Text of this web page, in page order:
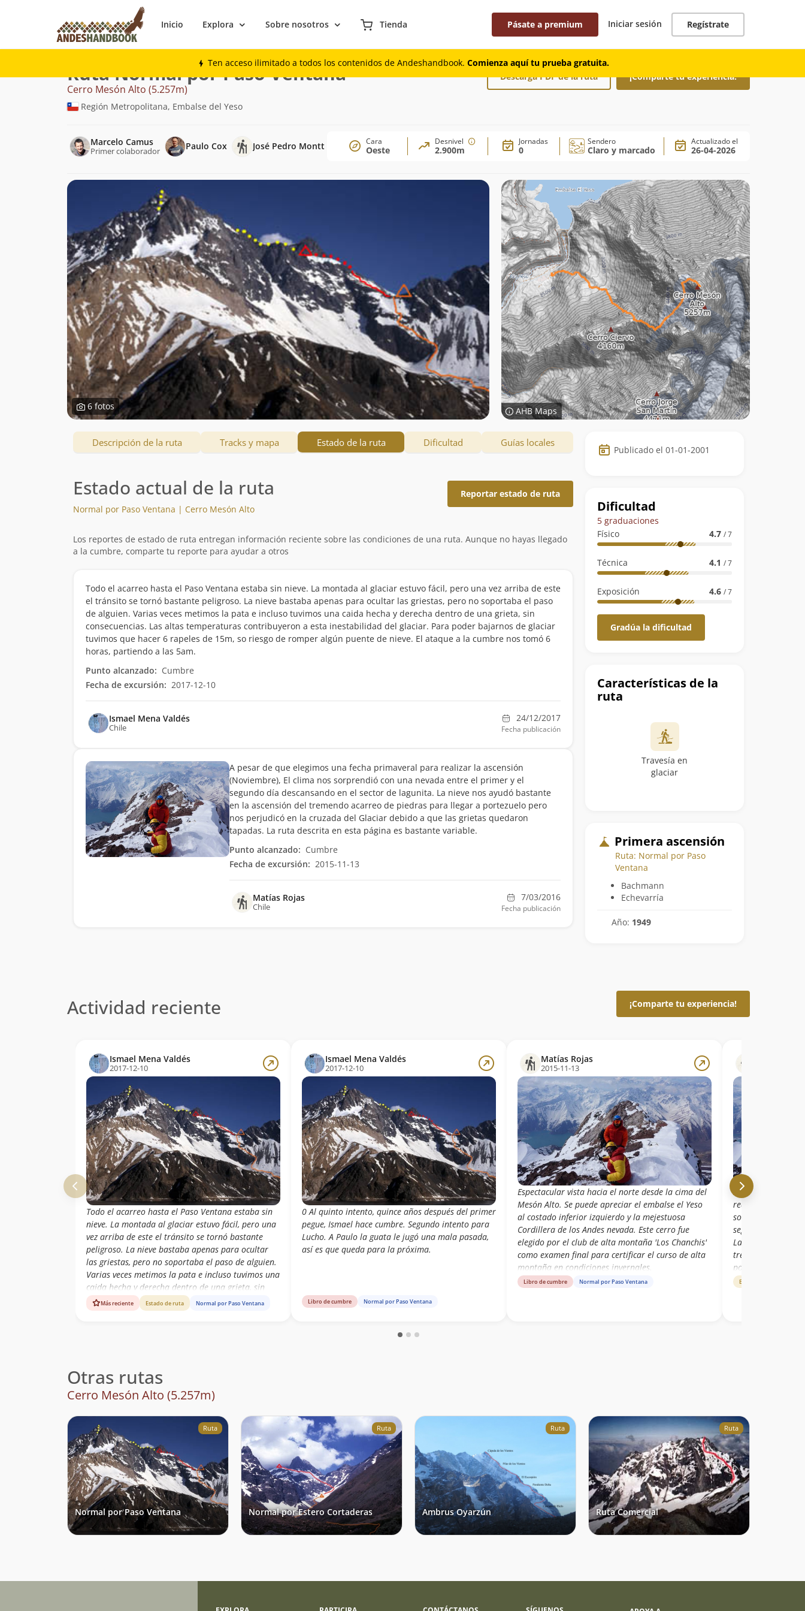
Inicio Explora Sobre nosotros Tienda Pásate a premium Iniciar sesión Regístrate
Ten acceso ilimitado a todos los contenidos de Andeshandbook. Comienza aquí tu prueba gratuita.
Montaña
Ruta Normal por Paso Ventana
Cerro Mesón Alto (5.257m)
Región Metropolitana, Embalse del Yeso
Descarga PDF de la ruta ¡Comparte tu experiencia!
Marcelo Camus
Primer colaborador Paulo Cox José Pedro Montt Cara
Oeste
Desnivel
2.900m
Jornadas
0
Sendero
Claro y marcado
Actualizado el
26-04-2026
6 fotos AHB Maps
Datos
de
ruta
Publicado el 01-01-2001
Dificultad
5 graduaciones
Físico
4.7 / 7
Técnica 4.1 / 7
Exposición 4.6 / 7
Gradúa la dificultad
Características de la
ruta
Travesía en
glaciar
Primera ascensión
Ruta: Normal por Paso
Ventana
Bachmann
Echevarría
Año: 1949
Descripción de la ruta Tracks y mapa Estado de la ruta Dificultad Guías locales
Estado actual de la ruta
Normal por Paso Ventana | Cerro Mesón Alto
Reportar estado de ruta
Los reportes de estado de ruta entregan información reciente sobre las condiciones de una ruta. Aunque no hayas llegado
a la cumbre, comparte tu reporte para ayudar a otros
Todo el acarreo hasta el Paso Ventana estaba sin nieve. La montada al glaciar estuvo fácil, pero una vez arriba de este
el tránsito se tornó bastante peligroso. La nieve bastaba apenas para ocultar las griestas, pero no soportaba el paso
de alguien. Varias veces metimos la pata e incluso tuvimos una caida hecha y derecha dentro de una grieta, sin
consecuencias. Las altas temperaturas contribuyeron a esta inestabilidad del glaciar. Para poder bajarnos de glaciar
tuvimos que hacer 6 rapeles de 15m, so riesgo de romper algún puente de nieve. El ataque a la cumbre nos tomó 6
horas, partiendo a las 5am.
Punto alcanzado: Cumbre
Fecha de excursión: 2017-12-10
Ismael Mena Valdés
Chile
24/12/2017
Fecha publicación
A pesar de que elegimos una fecha primaveral para realizar la ascensión
(Noviembre), El clima nos sorprendió con una nevada entre el primer y el
segundo día descansando en el sector de lagunita. La nieve nos ayudó bastante
en la ascensión del tremendo acarreo de piedras para llegar a portezuelo pero
nos perjudicó en la cruzada del Glaciar debido a que las grietas quedaron
tapadas. La ruta descrita en esta página es bastante variable.
Punto alcanzado: Cumbre
Fecha de excursión: 2015-11-13
Matías Rojas
Chile
7/03/2016
Fecha publicación
Actividad reciente ¡Comparte tu experiencia!
Ismael Mena Valdés
2017-12-10
Todo el acarreo hasta el Paso Ventana estaba sin
nieve. La montada al glaciar estuvo fácil, pero una
vez arriba de este el tránsito se tornó bastante
peligroso. La nieve bastaba apenas para ocultar
las griestas, pero no soportaba el paso de alguien.
Varias veces metimos la pata e incluso tuvimos una
caida hecha y derecha dentro de una grieta, sin
consecuencias. Las altas temperaturas
contribuyeron a esta inestabilidad del glaciar. Para
Más reciente Estado de ruta Normal por Paso Ventana
Ismael Mena Valdés
2017-12-10
0 Al quinto intento, quince años después del primer
pegue, Ismael hace cumbre. Segundo intento para
Lucho. A Paulo la guata le jugó una mala pasada,
así es que queda para la próxima.
Libro de cumbre Normal por Paso Ventana
Matías Rojas
2015-11-13
Espectacular vista hacia el norte desde la cima del
Mesón Alto. Se puede apreciar el embalse el Yeso
al costado inferior izquierdo y la mejestuosa
Cordillera de los Andes nevada. Este cerro fue
elegido por el club de alta montaña 'Los Chanchis'
como examen final para certificar el curso de alta
montaña en condiciones invernales.
Libro de cumbre Normal por Paso Ventana
A pesar de que
realizar la
sorprendió con
segundo día
La nieve nos
tremendo acarreo
portezuelo pero
Glaciar debido a
Estado de ruta
Otras rutas
Cerro Mesón Alto (5.257m)
Ruta
Normal por Paso Ventana
Ruta
Normal por Estero Cortaderas
Ruta
Ambrus Oyarzún
Ruta
Ruta Comercial